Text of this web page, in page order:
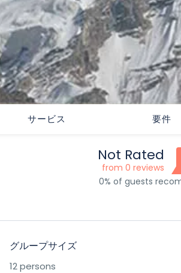
サービス 要件
Not Rated
from 0 reviews
0% of guests
グループサイズ
12 persons